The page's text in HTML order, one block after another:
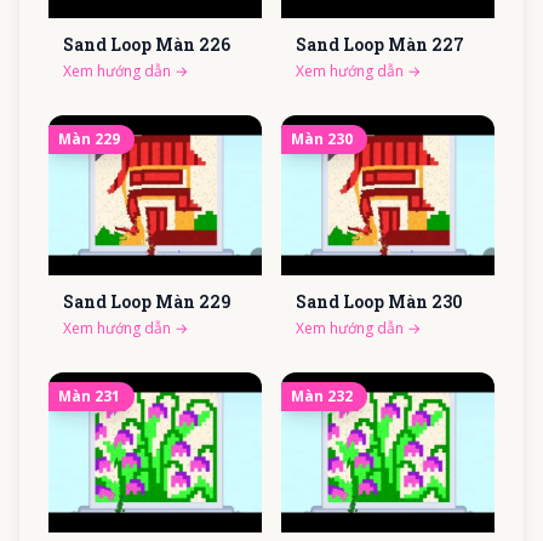
Sand Loop Màn 226
Xem hướng dẫn →
Sand Loop Màn 227
Xem hướng dẫn →
Màn 229
Sand Loop Màn 229
Xem hướng dẫn →
Màn 230
Sand Loop Màn 230
Xem hướng dẫn →
Màn 231 Màn 232